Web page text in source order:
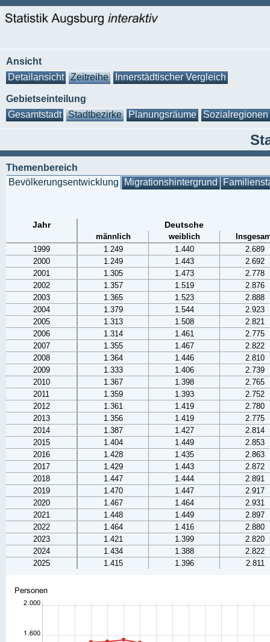
Ansicht
Detailansicht
Zeitreihe Innerstädtischer Vergleich
Gebietseinteilung
Gesamtstadt
Stadtbezirke Planungsräume Sozialregionen
Themenbereich
Bevölkerungsentwicklung Migrationshintergrund
Jahr Deutsche
männlich weiblich
1999
1.249 1.440
2.689
2000
1.249 1.443
2.692
2001
1.305 1.473
2.778
2002
1.357 1.519
2.876
2003
1.365 1.523
2.888
2004
1.379 1.544
2.923
2005
1.313 1.508
2.821
2006
1.314 1.461
2.775
2007
1.355 1.467
2.822
2008
1.364 1.446
2.810
2009
1.333 1.406
2.739
2010
1.367 1.398
2.765
2011
1.359 1.393
2.752
2012
1.361 1.419
2.780
2013
1.356 1.419
2.775
2014
1.387 1.427
2.814
2015
1.404 1.449
2.853
2016
1.428 1.435
2.863
2017
1.429 1.443
2.872
2018
1.447 1.444
2.891
2019
1.470 1.447
2.917
2020
1.467 1.464
2.931
2021
1.448 1.449
2.897
2022
1.464 1.416
2.880
2023
1.421 1.399
2.820
2024
1.434 1.388
2.822
2025
1.415 1.396 2.811